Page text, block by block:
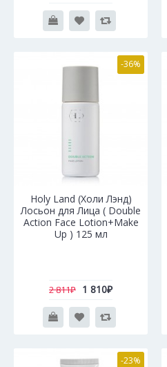
-36%
Holy Land (Холи Лэнд)
Лосьон для Лица ( Double
Action Face Lotion+Make
Up ) 125 мл
2 811₽ 1 810₽
-23%